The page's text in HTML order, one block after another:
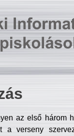
az első három
a verseny